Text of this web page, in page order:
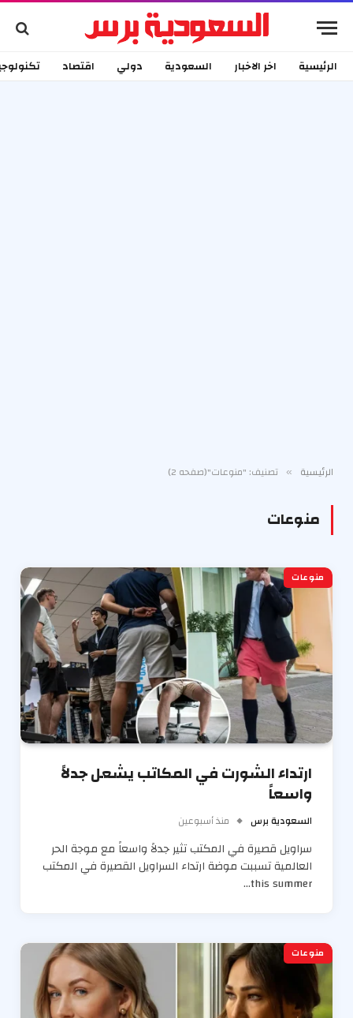
الرئيسية اخر الاخبار السعودية دولي اقتصاد
الرئيسية » تصنيف: "منوعات"(صفحه 2)
منوعات
منوعات
ارتداء الشورت في المكاتب يشعل جدلاً
واسعاً
السعودية برس منذ أسبوعين
سراويل قصيرة في المكتب تثير جدلاً واسعاً مع موجة الحر
العالمية تسببت موضة ارتداء السراويل القصيرة في المكتب
this summer…
منوعات